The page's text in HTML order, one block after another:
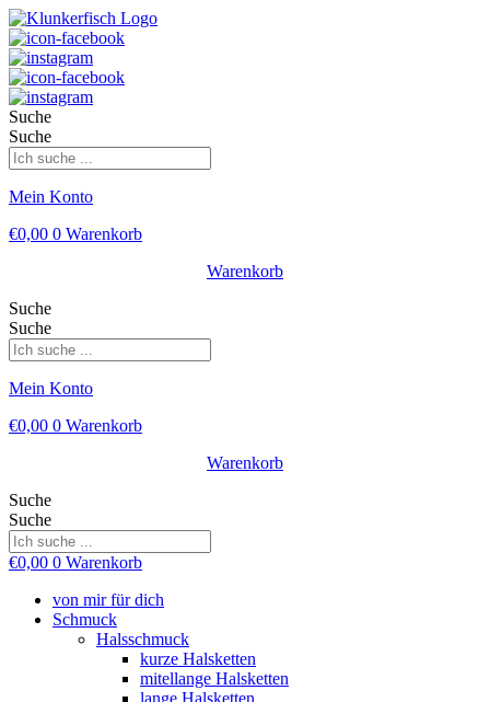
Suche
Suche
Mein Konto
€0,00 0 Warenkorb
Warenkorb
Suche
Suche
Mein Konto
€0,00 0 Warenkorb
Warenkorb
Suche
Suche
€0,00 0 Warenkorb
von mir für dich
Schmuck
Halsschmuck
kurze Halsketten
mitellange Halsketten
lange Halsketten